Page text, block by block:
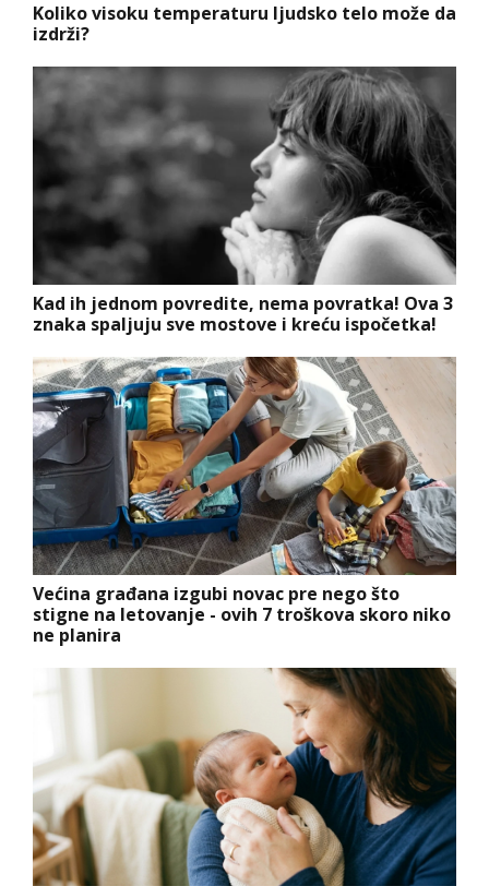
Koliko visoku temperaturu ljudsko telo može da
izdrži?
Kad ih jednom povredite, nema povratka! Ova 3
znaka spaljuju sve mostove i kreću ispočetka!
Većina građana izgubi novac pre nego što
stigne na letovanje - ovih 7 troškova skoro niko
ne planira